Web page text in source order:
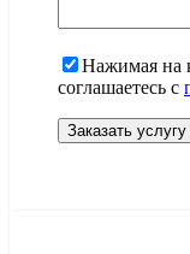
Нажимая на
соглашаетесь с